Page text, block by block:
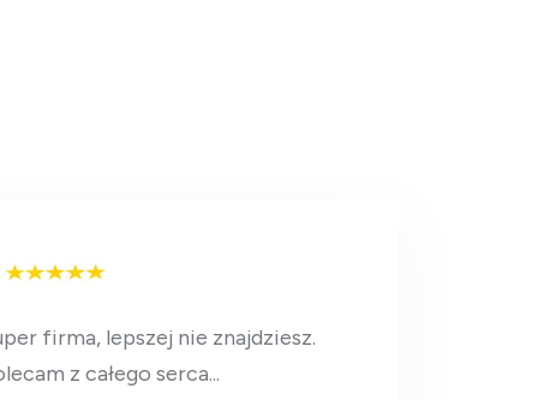
firma, lepszej nie znajdziesz.
z całego serca...